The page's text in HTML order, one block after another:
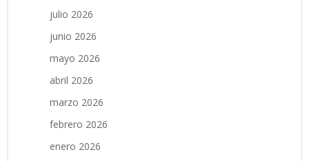
julio 2026
junio 2026
mayo 2026
abril 2026
marzo 2026
febrero 2026
enero 2026